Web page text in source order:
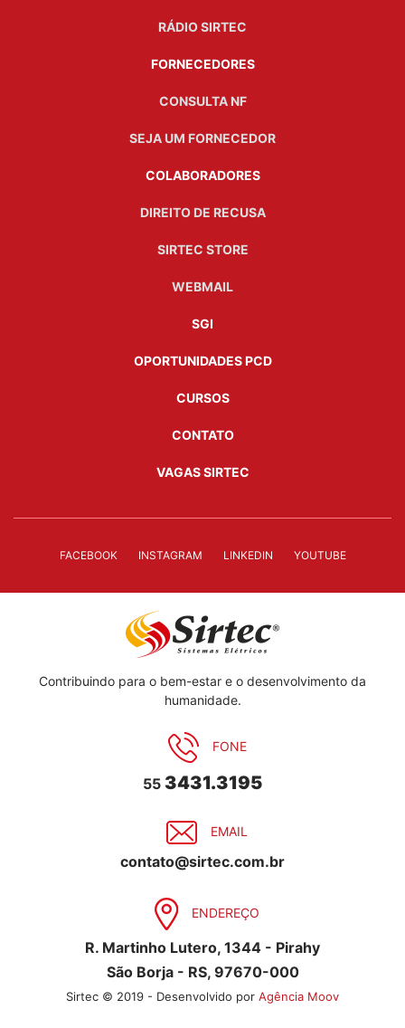
RÁDIO SIRTEC
FORNECEDORES
CONSULTA NF
SEJA UM FORNECEDOR
COLABORADORES
DIREITO DE RECUSA
SIRTEC STORE
WEBMAIL
SGI
OPORTUNIDADES PCD
CURSOS
CONTATO
VAGAS SIRTEC
FACEBOOK INSTAGRAM LINKEDIN YOUTUBE
Contribuindo para o bem-estar e o desenvolvimento da
humanidade.
FONE
55 3431.3195
EMAIL
contato@sirtec.com.br
ENDEREÇO
R. Martinho Lutero, 1344 - Pirahy
São Borja - RS, 97670-000
Sirtec © 2019 - Desenvolvido por Agência Moov